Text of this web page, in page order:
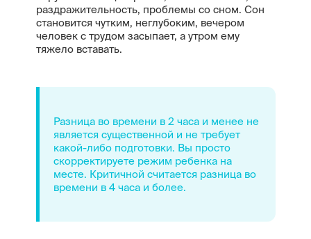
раздражительность, проблемы со сном. Сон
становится чутким, неглубоким, вечером
человек с трудом засыпает, а утром ему
тяжело вставать.
Разница во времени в 2 часа и менее не
является существенной и не требует
какой-либо подготовки. Вы просто
скорректируете режим ребенка на
месте. Критичной считается разница во
времени в 4 часа и более.